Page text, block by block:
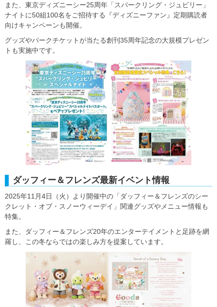
また、東京ディズニーシー25周年「スパークリング・ジュビリー」
ナイトに50組100名をご招待する『ディズニーファン』定期購読者
向けキャンペーンも開催。
グッズやパークチケットが当たる創刊35周年記念の大規模プレゼン
トも実施中です。
ダッフィー＆フレンズ最新イベント情報
2025年11月4日（火）より開催中の「ダッフィー＆フレンズのシー
クレット・オブ・スノーウィーデイ」関連グッズやメニュー情報も
特集。
また、ダッフィー＆フレンズ20年のエンターテイメントと足跡を網
羅し、この冬ならではの楽しみ方を提案しています。